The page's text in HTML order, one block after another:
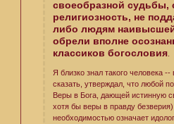
своеобразной судьбы,
религиозность, не
либо людям
обрели вполне
классиков богословия.
Я близко знал такого человека
сказать, утверждал, что любой
Веры в Бога, дающей истинную
хотя бы веры в правду
необходимостью означает